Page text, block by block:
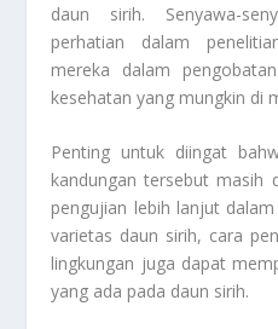
daun sirih. Senyawa-
perhatian dalam
mereka dalam
kesehatan yang mungkin di
Penting untuk diingat
kandungan tersebut masih
pengujian lebih lanjut
varietas daun sirih, cara
lingkungan juga dapat
yang ada pada daun sirih.